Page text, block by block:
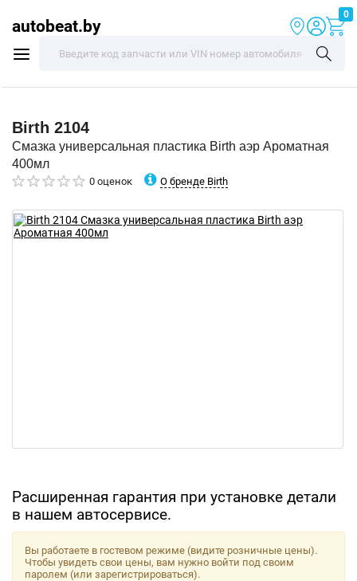
autobeat.by
0
Birth 2104
Смазка универсальная пластика Birth аэр Ароматная
400мл
0 оценок О бренде Birth
Расширенная гарантия при установке детали
в нашем автосервисе.
Вы работаете в гостевом режиме (видите розничные цены).
Чтобы увидеть свои цены, вам нужно войти под своим
паролем (или зарегистрироваться).